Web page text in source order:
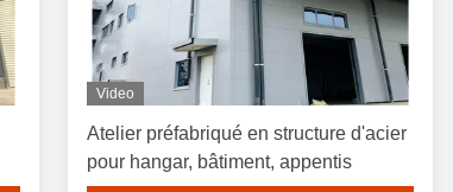
Video
Atelier préfabriqué en structure d'acier
pour hangar, bâtiment, appentis